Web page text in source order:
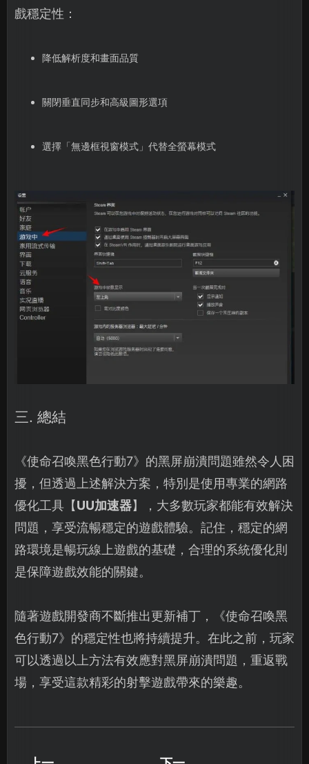
戲穩定性：
降低解析度和畫面品質
關閉垂直同步和高級圖形選項
選擇「無邊框視窗模式」代替全螢幕模式
三. 總結
《使命召喚黑色行動7》的黑屏崩潰問題雖然令人困
擾，但透過上述解決方案，特別是使用專業的網路
優化工具【UU加速器】，大多數玩家都能有效解決
問題，享受流暢穩定的遊戲體驗。記住，穩定的網
路環境是暢玩線上遊戲的基礎，合理的系統優化則
是保障遊戲效能的關鍵。
隨著遊戲開發商不斷推出更新補丁，《使命召喚黑
色行動7》的穩定性也將持續提升。在此之前，玩家
可以透過以上方法有效應對黑屏崩潰問題，重返戰
場，享受這款精彩的射擊遊戲帶來的樂趣。